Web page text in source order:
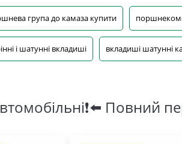
група до камаза купити
і шатунні вкладиші вкладиші шатунні
Повний